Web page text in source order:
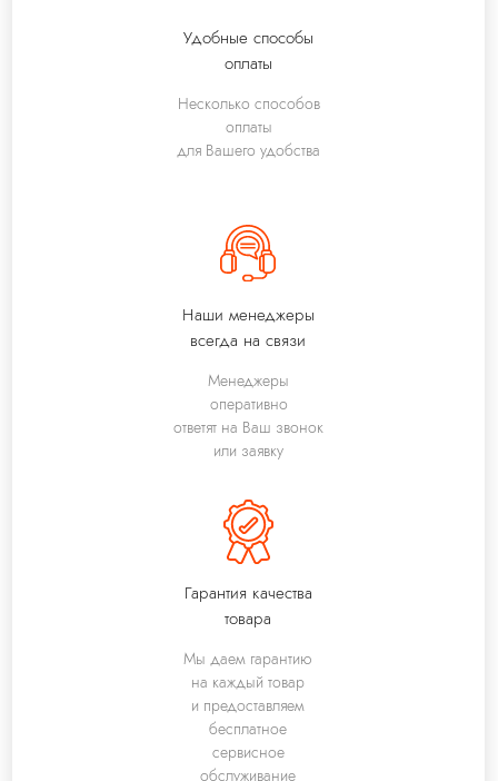
Удобные способы
оплаты
Гарантия качества
товара
Наши менеджеры
всегда на связи
Несколько способов
оплаты
для Вашего удобства
Мы даем гарантию
на каждый товар
и предоставляем
бесплатное
сервисное
обслуживание
Менеджеры
оперативно
ответят на Ваш звонок
или заявку